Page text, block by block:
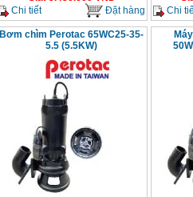
Chi tiết
Đặt hàng
Chi
Bơm chìm Perotac 65WC25-35-
5.5 (5.5KW)